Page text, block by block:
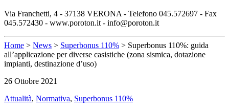
Via Franchetti, 4 - 37138 VERONA - Telefono 045.572697 - Fax
045.572430 - www.poroton.it - info@poroton.it
Home > News > Superbonus 110% > Superbonus 110%: guida
all’applicazione per diverse casistiche (zona sismica, dotazione
impianti, destinazione d’uso)
26 Ottobre 2021
Attualità, Normativa, Superbonus 110%